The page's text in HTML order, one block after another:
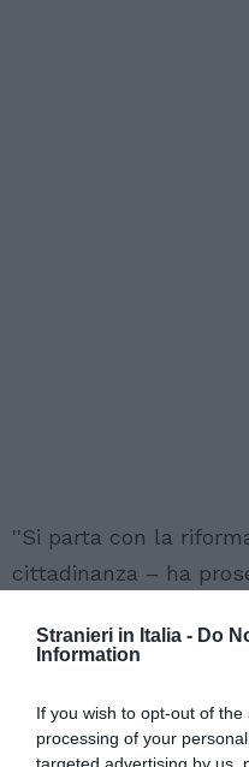
Stranieri in Italia - Do
Information
If you wish to opt-out of
processing of your
targeted advertising by us,
''Si parta con la
cittadinanza – ha
studia e lavora in
immigrazione:
cosi' come il